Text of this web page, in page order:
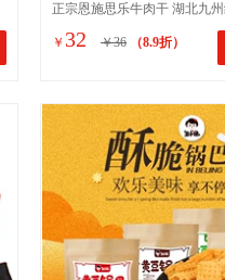
正宗恩施思乐牛肉干 湖北九
克麻辣味 特产小吃零食
￥ 32 ￥36 （8.9折）